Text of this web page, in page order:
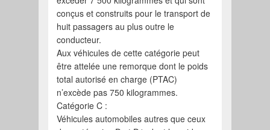
conçus et construits pour le transport de
huit passagers au plus outre le
conducteur.
Aux véhicules de cette catégorie peut
être attelée une remorque dont le poids
total autorisé en charge (PTAC)
n’excède pas 750 kilogrammes.
Catégorie C :
Véhicules automobiles autres que ceux